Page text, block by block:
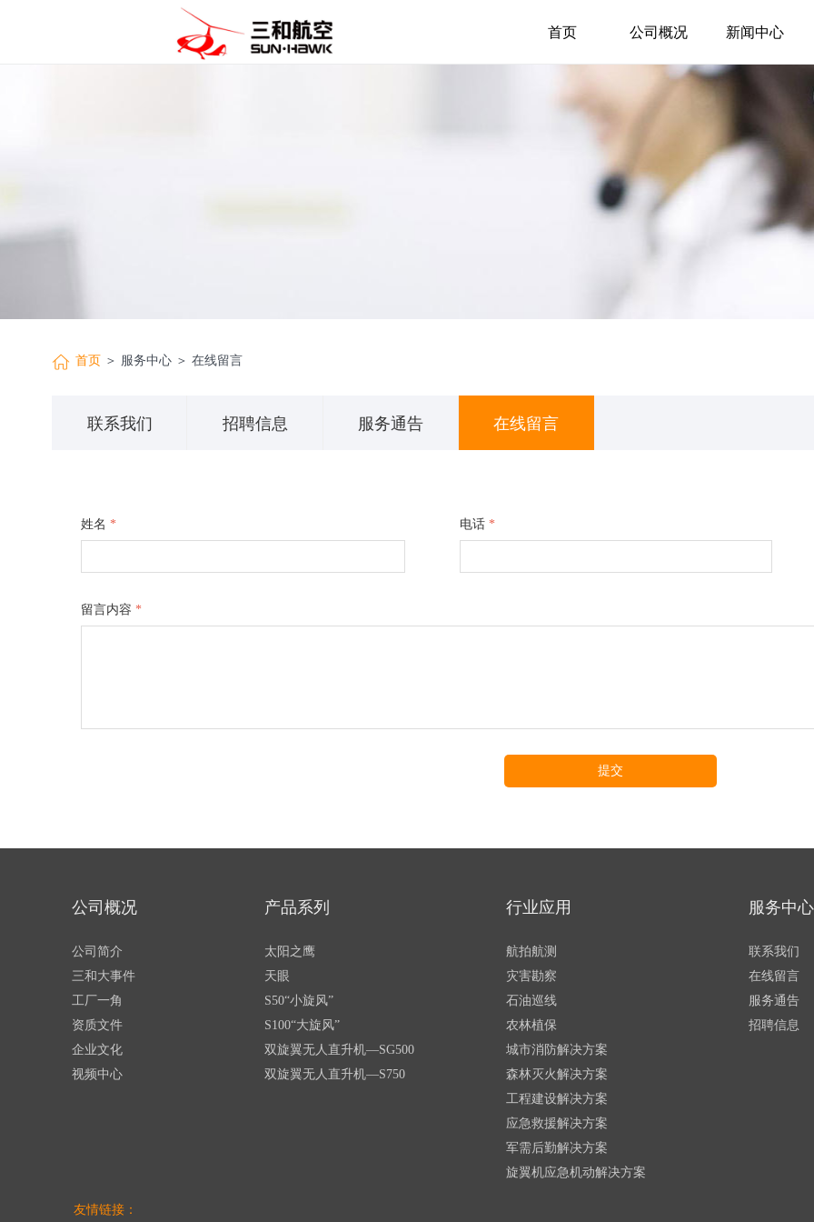
首页 公司概况 新闻中心
首页 ＞ 服务中心 ＞ 在线留言
联系我们 招聘信息 服务通告 在线留言
姓名 * 电话 *
留言内容 *
提交
公司简介
三和大事件
工厂一角
资质文件
企业文化
视频中心
公司概况
太阳之鹰
天眼
S50“小旋风”
S100“大旋风”
双旋翼无人直升机—SG500
双旋翼无人直升机—S750
产品系列
航拍航测
灾害勘察
石油巡线
农林植保
城市消防解决方案
森林灭火解决方案
工程建设解决方案
应急救援解决方案
军需后勤解决方案
旋翼机应急机动解决方案
行业应用 服务中心
联系我们
在线留言
服务通告
招聘信息
友情链接：